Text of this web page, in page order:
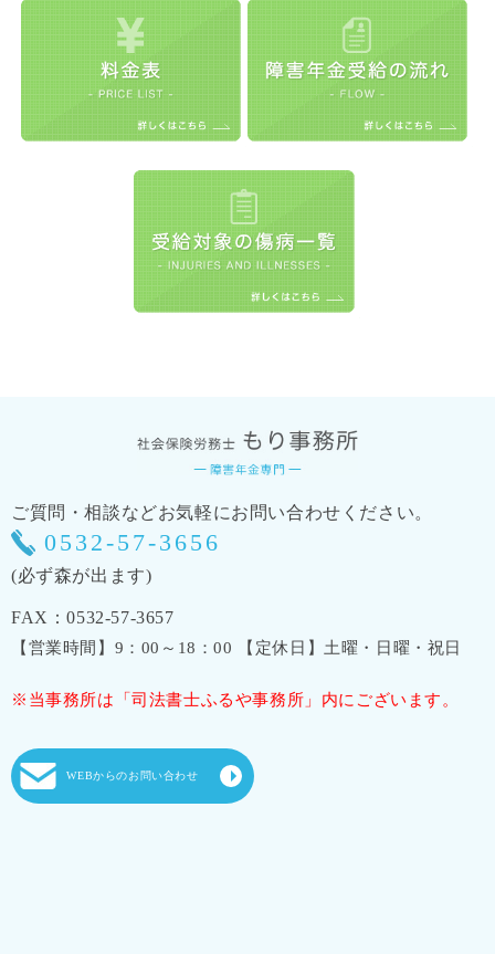
ご質問・相談などお気軽にお問い合わせください。
0532-57-3656
(必ず森が出ます)
FAX：0532-57-3657
【営業時間】9：00～18：00 【定休日】土曜・日曜・祝日
※当事務所は「司法書士ふるや事務所」内にございます。
WEBからのお問い合わせ